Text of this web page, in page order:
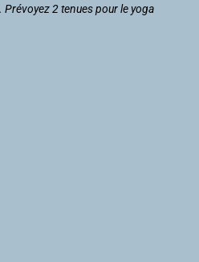
2 tenues pour le yoga